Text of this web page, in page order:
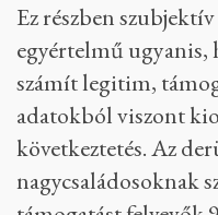
Ez részben
egyértelmű ugyanis,
számít legitim,
adatokból viszont
következtetés. Az
nagycsaládosoknak